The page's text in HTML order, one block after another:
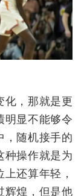
化，那就是更
明显不能够令
，随机接手的
种操作就是为
还算年轻，
辉煌，但是他